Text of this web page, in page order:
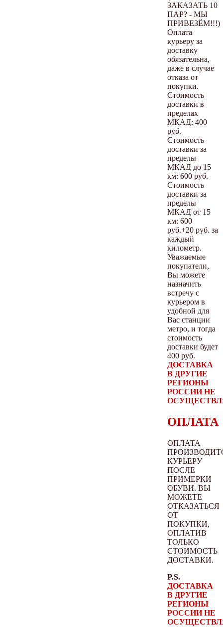
ЗАКАЗАТЬ 10
ПАР? - МЫ
ПРИВЕЗЁМ!!!)
Оплата
курьеру за
доставку
обязательна,
даже в случае
отказа от
покупки.
Стоимость
доставки в
пределах
МКАД: 400
руб.
Стоимость
доставки за
пределы
МКАД до 15
км: 600 руб.
Стоимость
доставки за
пределы
МКАД от 15
км: 600
руб.+20 руб. за
каждый
километр.
Уважаемые
покупатели,
Вы можете
назначить
встречу с
курьером в
удобной для
Вас станции
метро, и тогда
стоимость
доставки будет
400 руб.
ДОСТАВКА
В ДРУГИЕ
РЕГИОНЫ
РОССИИ НЕ
ОПЛАТА
ОПЛАТА
КУРЬЕРУ
ПОСЛЕ
ПРИМЕРКИ
ОБУВИ. ВЫ
МОЖЕТЕ
ОТКАЗАТЬСЯ
ОТ
ПОКУПКИ,
ОПЛАТИВ
ТОЛЬКО
СТОИМОСТЬ
ДОСТАВКИ.
P.S.
ДОСТАВКА
В ДРУГИЕ
РЕГИОНЫ
РОССИИ НЕ